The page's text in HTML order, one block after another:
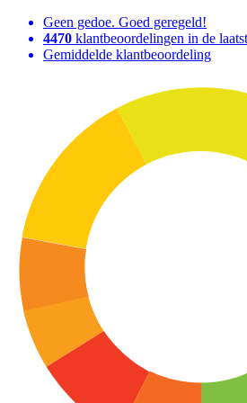
Geen gedoe. Goed geregeld!
4470 klantbeoordelingen in de
Gemiddelde klantbeoordeling